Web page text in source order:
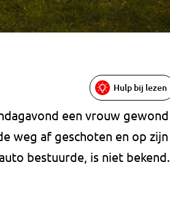
Hulp bij lezen
een vrouw gewond
weg af geschoten en op zijn
bestuurde, is niet bekend.